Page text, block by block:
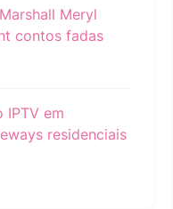
Meryl
contos fadas
IPTV em
residenciais